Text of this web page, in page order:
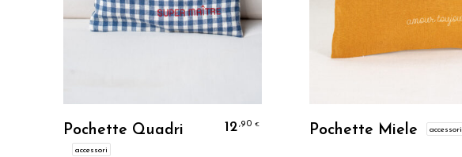
Personalizzo
Pochette Quadri
accessori
12,90 €
Personalizzo
Pochette Miele accessori